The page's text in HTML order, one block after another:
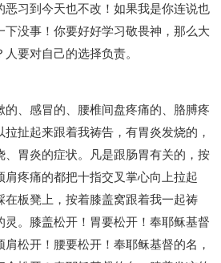
恶习到今天也不改！如果我是你连说也
没事！你要好好学习敬畏神，那么大
要对自己的选择负责。
、感冒的、腰椎间盘疼痛的、胳膊疼
扯起来跟着我祷告，有胃炎发烧的，
、胃炎的症状。凡是跟肠胃有关的，按
疼痛的都把十指交叉掌心向上拉起
在板凳上，按着膝盖窝跟着我一起祷
。膝盖松开！胃要松开！奉耶稣基督
松开！腰要松开！奉耶稣基督的名，